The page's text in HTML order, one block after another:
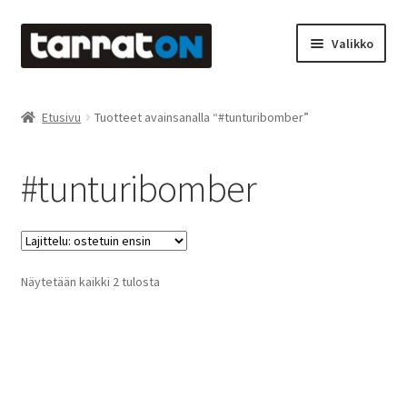
Siirry
navigointiin
Siirry
sisältöön
Valikko
Laserleikkaus & -kaiverrus
Mainosteippaukset & teippausten poisto
Muovitarrat & tulostetut tarrat
Etusivu Tuotteet avainsanalla “#tunturibomber”
#tunturibomber
Näytetään kaikki 2 tulostaSuosituimmat